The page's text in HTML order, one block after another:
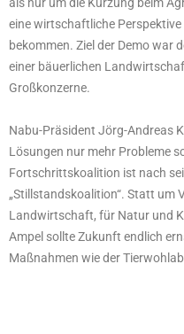
als nur um die Kürzung beim
eine wirtschaftliche
bekommen. Ziel der Demo war
einer bäuerlichen
Großkonzerne.
Nabu-Präsident Jörg-Andreas
Lösungen nur mehr Probleme
Fortschrittskoalition ist nach
„Stillstandskoalition“. Statt um
Landwirtschaft, für Natur und
Ampel sollte Zukunft endlich
Maßnahmen wie der